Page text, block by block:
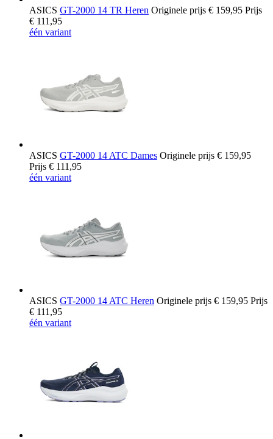
ASICS GT-2000 14 TR Heren Originele prijs € 159,95 Prijs
€ 111,95
één variant
ASICS GT-2000 14 ATC Dames Originele prijs € 159,95
Prijs € 111,95
één variant
ASICS GT-2000 14 ATC Heren Originele prijs € 159,95 Prijs
€ 111,95
één variant